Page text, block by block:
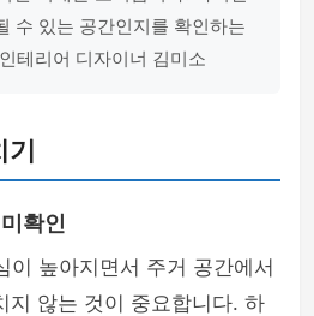
수 있는 공간인지를 확인하는
테리어 디자이너 김미소
확인
이 높아지면서 주거 공간에서
지 않는 것이 중요합니다. 하